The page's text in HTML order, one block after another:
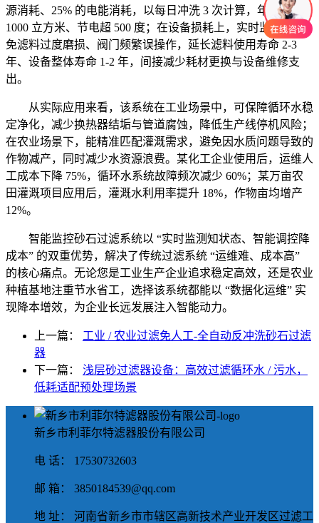
源消耗、25% 的电能消耗，以每日冲洗 3 次计算，年节水超
1000 立方米、节电超 500 度；在设备损耗上，实时监测可避
免滤料过度磨损、阀门频繁误操作，延长滤料使用寿命 2-3
年、设备整体寿命 1-2 年，间接减少耗材更换与设备维修支
出。
从实际应用来看，该系统在工业场景中，可保障循环水稳
定净化，减少换热器结垢与管道腐蚀，降低生产线停机风险；
在农业场景下，能精准匹配灌溉需求，避免因水质问题导致的
作物减产，同时减少水资源浪费。某化工企业使用后，运维人
工成本下降 75%，循环水系统故障频次减少 60%；某万亩农
田灌溉项目应用后，灌溉水利用率提升 18%，作物亩均增产
12%。
智能监控砂石过滤系统以 “实时监测知状态、智能调控降
成本” 的双重优势，解决了传统过滤系统 “运维难、成本高”
的核心痛点。无论您是工业生产企业追求稳定高效，还是农业
种植基地注重节水省工，选择该系统都能以 “数据化运维” 实
现降本增效，为企业长远发展注入智能动力。
上一篇： 工业 / 农业过滤免人工-全自动反冲洗砂石过滤
器
下一篇： 浅层砂过滤器设备：高效过滤循环水 / 污水，
低耗适配预处理场景
新乡市利菲尔特滤器股份有限公司
电 话： 17530732603
邮 箱： 3850184539@qq.com
地 址： 河南省新乡市市辖区高新技术产业开发区过滤工